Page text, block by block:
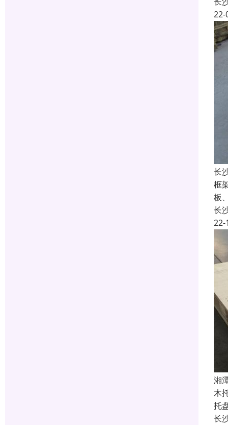
22-
长
框
板
长
22-
湘
木
托
长